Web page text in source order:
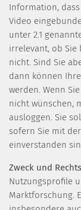
Information, dass
Video
unter 2.1
irrelevant, ob Sie
nicht. Sind Sie
dann können
werden. Wenn
nicht wünschen,
ausloggen. Sie
sofern Sie mit
einverstanden
Zweck und
Nutzungsprofile
Marktforschung.